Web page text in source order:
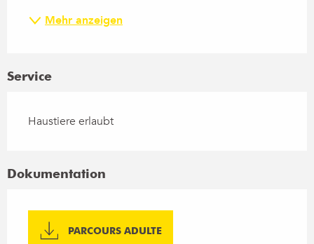
Mehr anzeigen
Service
Haustiere erlaubt
Dokumentation
PARCOURS ADULTE